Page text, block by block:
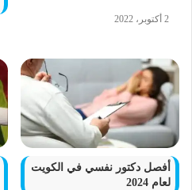
2 أكتوبر، 2022
أفصل دكتور نفسي في الكويت
لعام 2024